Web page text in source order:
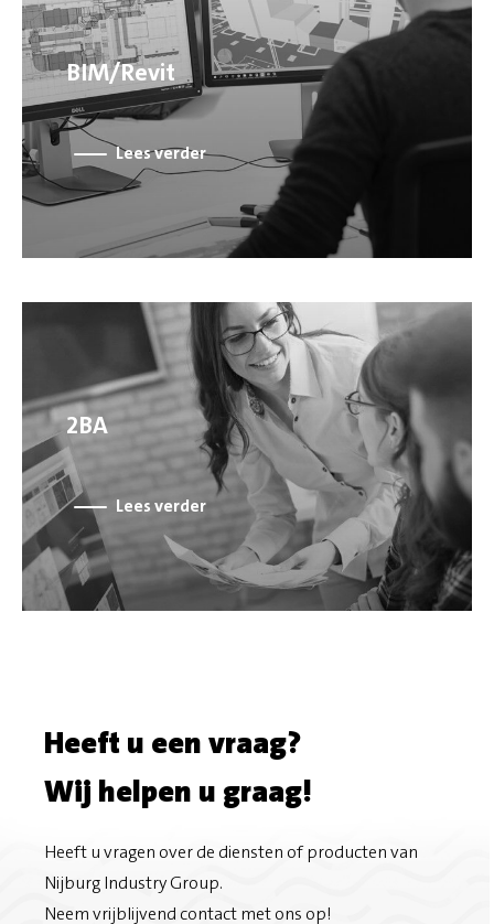
BIM/Revit
Lees verder
2BA
Lees verder
Heeft u een vraag?
Wij helpen u graag!
Heeft u vragen over de diensten of producten van
Nijburg Industry Group.
Neem vrijblijvend contact met ons op!